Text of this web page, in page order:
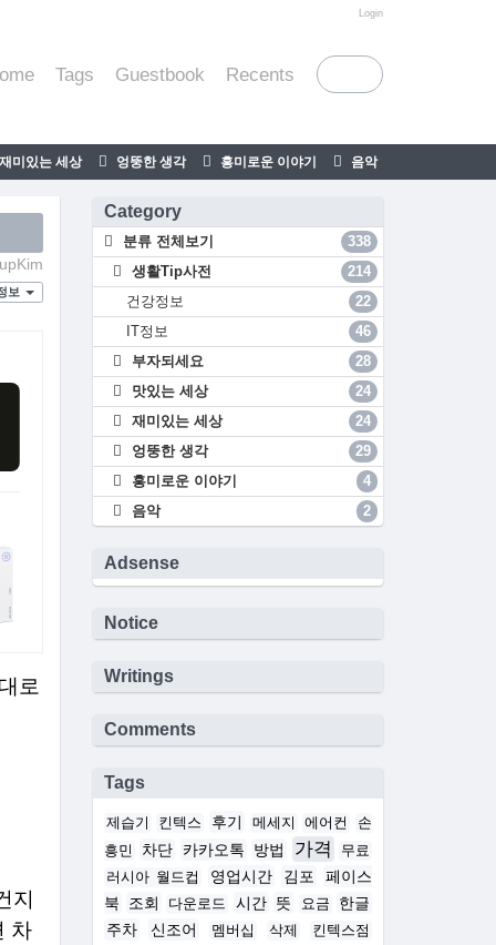
Login
Tags Guestbook Recents
미있는 세상 엉뚱한 생각 흥미로운 이야기 음악
보
로
지
차
Category
분류 전체보기
338
생활Tip사전
214
건강정보
22
IT정보
46
부자되세요
28
맛있는 세상
24
재미있는 세상
24
엉뚱한 생각
29
흥미로운 이야기
4
음악
2
Adsense
Notice
Writings
Comments
Tags
제습기 킨텍스 후기 메세지 에어컨
손
흥민
차단 카카오톡 방법 가격
무료
러시아 월드컵
영업시간 김포
페이스
북
조회 다운로드 시간 뜻 요금
한글
주차
신조어 멤버십 삭제 킨텍스점
티스토리툴바